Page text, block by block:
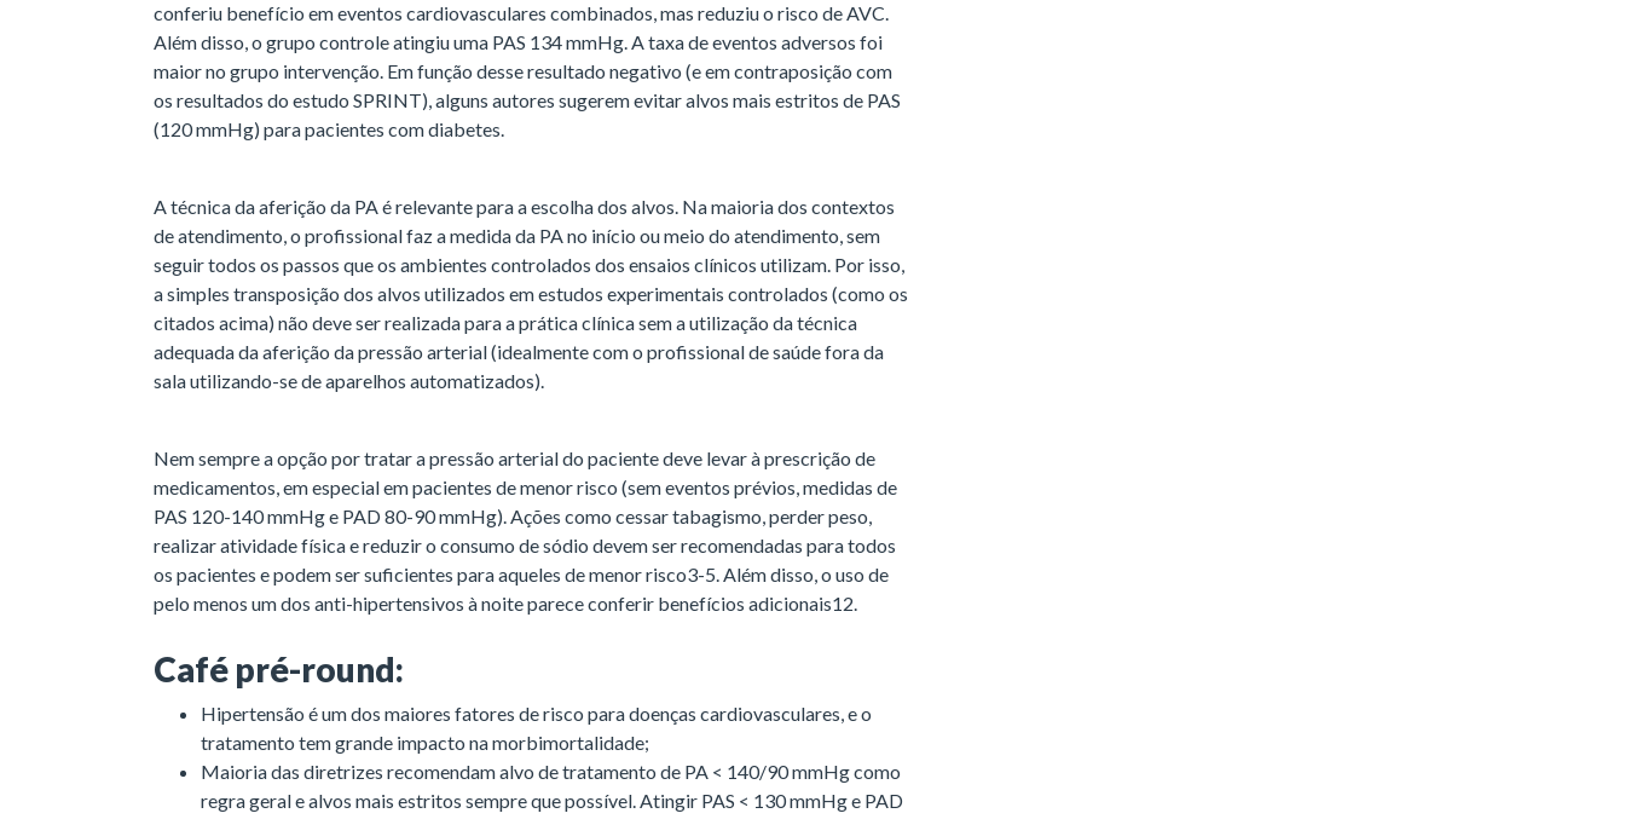
conferiu benefício em eventos cardiovasculares combinados, mas reduziu o risco de AVC.
Além disso, o grupo controle atingiu uma PAS 134 mmHg. A taxa de eventos adversos foi
maior no grupo intervenção. Em função desse resultado negativo (e em contraposição com
os resultados do estudo SPRINT), alguns autores sugerem evitar alvos mais estritos de PAS
(120 mmHg) para pacientes com diabetes.
A técnica da aferição da PA é relevante para a escolha dos alvos. Na maioria dos contextos
de atendimento, o profissional faz a medida da PA no início ou meio do atendimento, sem
seguir todos os passos que os ambientes controlados dos ensaios clínicos utilizam. Por isso,
a simples transposição dos alvos utilizados em estudos experimentais controlados (como os
citados acima) não deve ser realizada para a prática clínica sem a utilização da técnica
adequada da aferição da pressão arterial (idealmente com o profissional de saúde fora da
sala utilizando-se de aparelhos automatizados).
Nem sempre a opção por tratar a pressão arterial do paciente deve levar à prescrição de
medicamentos, em especial em pacientes de menor risco (sem eventos prévios, medidas de
PAS 120-140 mmHg e PAD 80-90 mmHg). Ações como cessar tabagismo, perder peso,
realizar atividade física e reduzir o consumo de sódio devem ser recomendadas para todos
os pacientes e podem ser suficientes para aqueles de menor risco3-5. Além disso, o uso de
pelo menos um dos anti-hipertensivos à noite parece conferir benefícios adicionais12.
Café pré-round:
Hipertensão é um dos maiores fatores de risco para doenças cardiovasculares, e o
tratamento tem grande impacto na morbimortalidade;
Maioria das diretrizes recomendam alvo de tratamento de PA < 140/90 mmHg como
regra geral e alvos mais estritos sempre que possível. Atingir PAS < 130 mmHg e PAD